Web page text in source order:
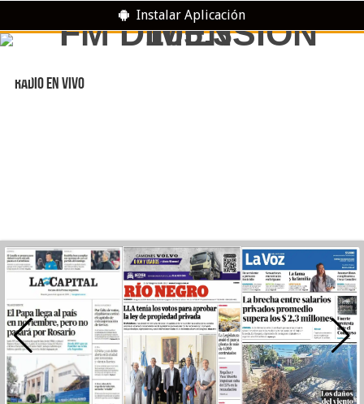
Instalar Aplicación
RADIO EN VIVO